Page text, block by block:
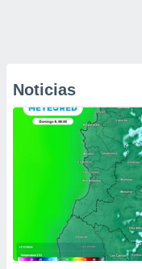
Noticias